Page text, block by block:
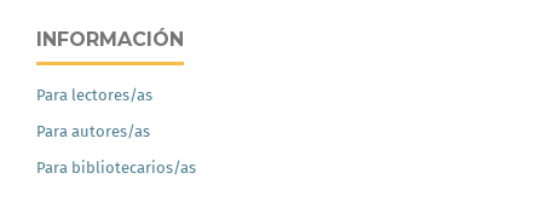
INFORMACIÓN
Para lectores/as
Para autores/as
Para bibliotecarios/as